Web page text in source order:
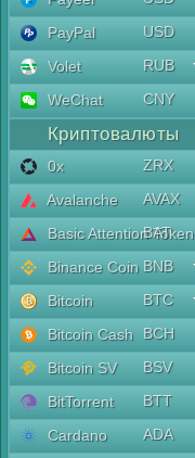
PayPal
USD
Volet
RUB
WeChat
CNY
Криптовалюты
0x
ZRX
Avalanche
AVAX
Basic Attention Token
BAT
Binance Coin BNB
Bitcoin
BTC
Bitcoin Cash
BCH
Bitcoin SV
BSV
BitTorrent
BTT
Cardano
ADA